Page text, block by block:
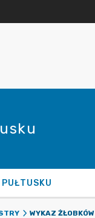
WYKAZ